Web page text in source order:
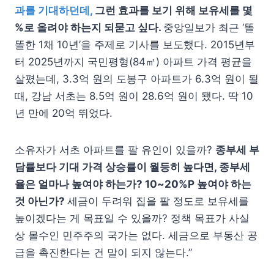
과를 기대하던데, 그런 효과를 보기 위해 보유세를 몇
%로 올려야 하는지 되묻고 싶다. 중앙일보가 최근 ‘똘
똘한 1채 10년’을 주제로 기사를 보도했다. 2015년부
터 2025년까지 국민평형(84㎡) 아파트 가격 평균을
살폈는데, 3.3억 원의 도봉구 아파트가 6.3억 원이 될
때, 강남 서초는 8.5억 원이 28.6억 원이 됐다. 딱 10
년 만에 20억 뛰었다.
소유자가 서초 아파트를 팔 유인이 있을까? 종부세 부
담률보다 기대 가격 상승률이 월등히 높다면, 종부세
율은 얼마나 높여야 하는가? 10~20%P 높여야 하는
것 아닌가? 세금이 두려워 집을 팔 정도로 보유세를
높이겠다는 게 목표일 수 있을까? 정책 목표가 사실
상 몰수인 민주주의 국가는 없다. 세금으로 부동산 공
급을 촉진한다는 건 말이 되지 않는다.”